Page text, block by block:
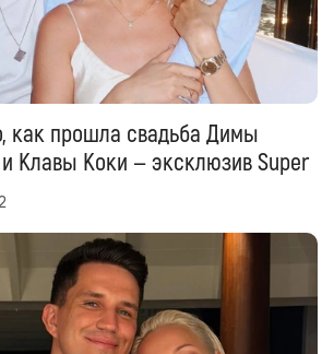
как прошла свадьба Димы
Клавы Коки — эксклюзив Super